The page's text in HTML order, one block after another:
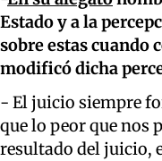
Estado y a la
sobre estas cuando
modificó dicha
- El juicio siempre
que lo peor que nos
resultado del juicio,